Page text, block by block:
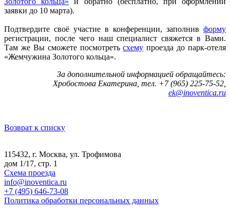
заявки до 10 марта).
Подтвердите своё участие в конференции, заполнив форму
регистрации, после чего наш специалист свяжется в Вами.
Там же Вы сможете посмотретьсхему проезда до парк-отеля
«Жемчужина Золотого кольца».
За дополнительной информацией обращайтесь:
Хробостова Екатерина, тел. +7 (965) 225-75-52,
ek@inoventica.ru
Возврат к списку
115432, г. Москва, ул. Трофимова
дом 1/17, стр. 1
Схема проезда
info@inoventica.ru
+7 (495) 646-73-08
Политика обработки персональных данных